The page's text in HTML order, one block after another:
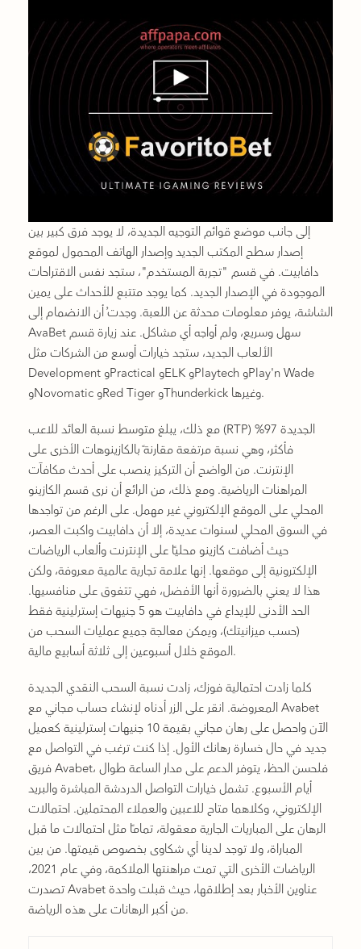
إلى جانب موضع قوائم التوجيه الجديدة، لا يوجد فرق كبير بين
إصدار سطح المكتب الجديد وإصدار الهاتف المحمول لموقع
دافابيت. في قسم "تجربة المستخدم"، ستجد نفس الاقتراحات
الموجودة في الإصدار الجديد. كما يوجد متتبع للأحداث على يمين
الشاشة، يوفر معلومات محدثة عن اللعبة. وجدتُ أن الانضمام إلى
AvaBet سهل وسريع، ولم أواجه أي مشاكل. عند زيارة قسم
الألعاب الجديد، ستجد خيارات أوسع من الشركات مثل
Development وPractical وELK وPlaytech وPlay'n Wade
وNovomatic وRed Tiger وThunderkick وغيرها.
مع ذلك، يبلغ متوسط ​​نسبة العائد للاعب (RTP) الجديدة 97%
فأكثر، وهي نسبة مرتفعة مقارنةً بالكازينوهات الأخرى على
الإنترنت. من الواضح أن التركيز ينصب على أحدث مكافآت
المراهنات الرياضية. ومع ذلك، من الرائع أن نرى قسم الكازينو
المحلي على الموقع الإلكتروني غير مهمل. على الرغم من تواجدها
في السوق المحلي لسنوات عديدة، إلا أن دافابيت واكبت العصر،
حيث أضافت كازينو محليًا على الإنترنت وألعاب الرياضات
الإلكترونية إلى موقعها. إنها علامة تجارية عالمية معروفة، ولكن
هذا لا يعني بالضرورة أنها الأفضل، فهي تتفوق على منافسيها.
الحد الأدنى للإيداع في دافابيت هو 5 جنيهات إسترلينية فقط
(حسب ميزانيتك)، ويمكن معالجة جميع عمليات السحب من
الموقع خلال أسبوعين إلى ثلاثة أسابيع مالية.
كلما زادت احتمالية فوزك، زادت نسبة السحب النقدي الجديدة
المعروضة. انقر على الزر أدناه لإنشاء حساب مجاني مع Avabet
الآن واحصل على رهان مجاني بقيمة 10 جنيهات إسترلينية كعميل
جديد في حال خسارة رهانك الأول. إذا كنت ترغب في التواصل مع
فريق Avabet، فلحسن الحظ، يتوفر الدعم على مدار الساعة طوال
أيام الأسبوع. تشمل خيارات التواصل الدردشة المباشرة والبريد
الإلكتروني، وكلاهما متاح للاعبين والعملاء المحتملين. احتمالات
الرهان على المباريات الجارية معقولة، تمامًا مثل احتمالات ما قبل
المباراة، ولا توجد لدينا أي شكاوى بخصوص قيمتها. من بين
الرياضات الأخرى التي تمت مراهنتها الملاكمة، وفي عام 2021،
تصدرت Avabet عناوين الأخبار بعد إطلاقها، حيث قبلت واحدة
من أكبر الرهانات على هذه الرياضة.